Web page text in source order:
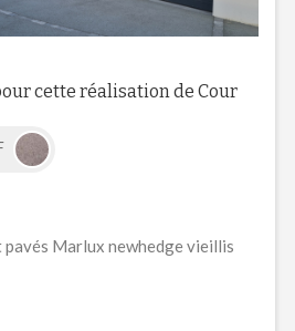
cette réalisation de Cour
Marlux newhedge vieillis